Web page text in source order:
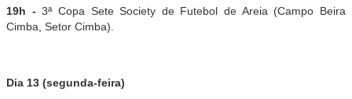
19h -3ª Copa Sete Society de Futebol de Areia (Campo Beira
Cimba, Setor Cimba).
Dia 13 (segunda-feira)